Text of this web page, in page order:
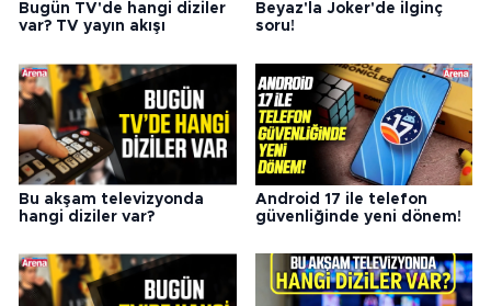
Bugün TV'de hangi diziler
var? TV yayın akışı
Beyaz'la Joker'de ilginç
soru!
Bu akşam televizyonda
hangi diziler var?
Android 17 ile telefon
güvenliğinde yeni dönem!